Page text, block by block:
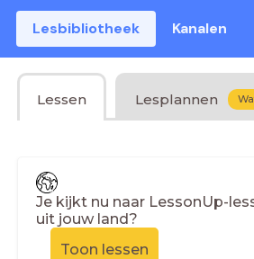
Lesbibliotheek Kanalen
Lessen Lesplannen
Je kijkt nu naar LessonUp-
uit jouw land?
Toon lessen